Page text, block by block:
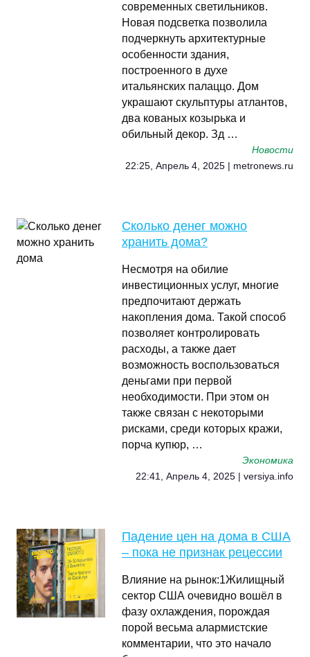
современных светильников.
Новая подсветка позволила
подчеркнуть архитектурные
особенности здания,
построенного в духе
итальянских палаццо. Дом
украшают скульптуры атлантов,
два кованых козырька и
обильный декор. Зд …
Новости
22:25, Апрель 4, 2025 | metronews.ru
Сколько денег можно
хранить дома?
Несмотря на обилие
инвестиционных услуг, многие
предпочитают держать
накопления дома. Такой способ
позволяет контролировать
расходы, а также дает
возможность воспользоваться
деньгами при первой
необходимости. При этом он
также связан с некоторыми
рисками, среди которых кражи,
порча купюр, …
Экономика
22:41, Апрель 4, 2025 | versiya.info
Падение цен на дома в США
– пока не признак рецессии
Влияние на рынок:1Жилищный
сектор США очевидно вошёл в
фазу охлаждения, порождая
порой весьма алармистские
комментарии, что это начало